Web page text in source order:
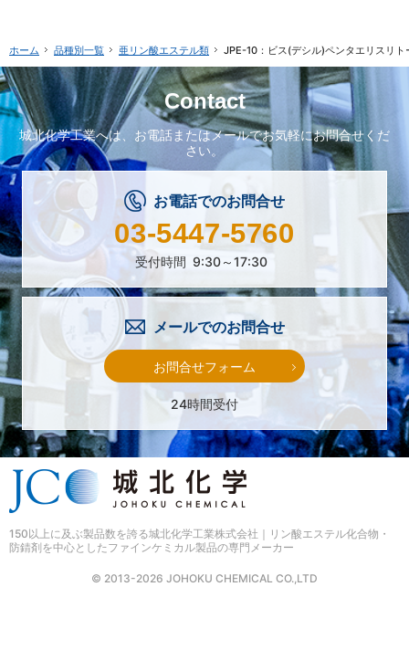
ホーム 品種別一覧 亜リン酸エステル類 JPE-10：ビス(デシル)ペンタエリスリト
Contact
城北化学工業へは、 お電話またはメールでお気軽にお問合せくだ
さい。
お電話でのお問合せ
03-5447-5760
受付時間 9:30～17:30
メールでのお問合せ
お問合せフォーム
24時間受付
© 2013-2026 JOHOKU CHEMICAL CO.,LTD
150以上に及ぶ製品数を誇る城北化学工業株式会社｜リン酸エステル化合物・
防錆剤を中心としたファインケミカル製品の専門メーカー